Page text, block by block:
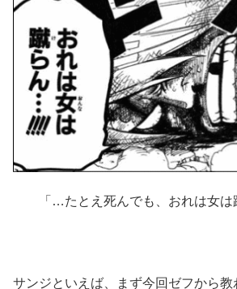
「…たとえ死んでも、おれは女は
サンジといえば、まず今回ゼフから